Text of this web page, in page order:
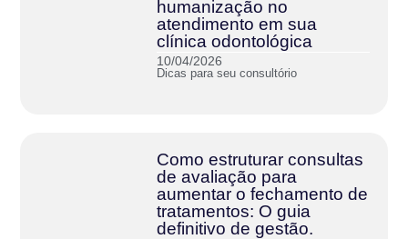
humanização no
atendimento em sua
clínica odontológica
10/04/2026
Dicas para seu consultório
Como estruturar consultas
de avaliação para
aumentar o fechamento de
tratamentos: O guia
definitivo de gestão.